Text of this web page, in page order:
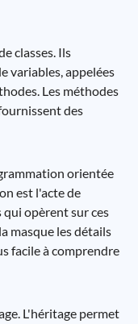
classes. Ils
variables, appelées
Les méthodes
des
orientée
est l'acte de
qui opèrent sur ces
masque les détails
facile à comprendre
L'héritage permet